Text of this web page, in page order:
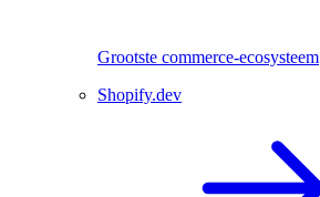
Grootste commerce-ecosysteem
Shopify.dev